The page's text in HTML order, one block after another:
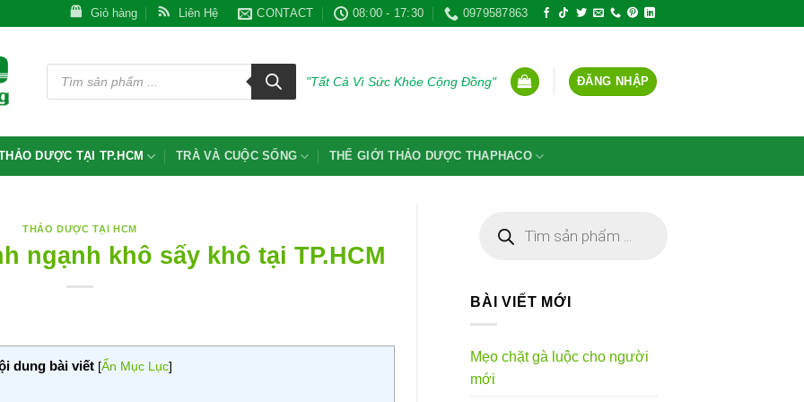
Giỏ hàng Liên Hệ CONTACT 08:00 - 17:30 0979587863
Tìm
kiếm
phẩm
"Tất Cả Vì Sức Khỏe Cộng Đồng" ĐĂNG NHẬP
DƯỢC TẠI TP.HCM TRÀ VÀ CUỘC SỐNG THẾ GIỚI THẢO DƯỢC THAPHACO
THẢO DƯỢC TẠI HCM
ngạnh khô sấy khô tại TP.HCM
dung bài viết [Ẩn Mục Lục]
kiếm
BÀI VIẾT MỚI
Mẹo chặt gà luộc cho người
mới